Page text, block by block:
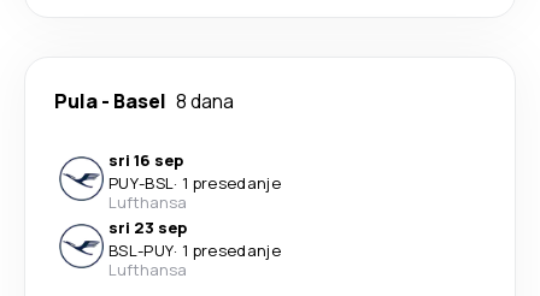
Pula- Basel 8 dana
sri 16 sep
PUY-BSL· 1 presedanje
Lufthansa
sri 23 sep
BSL-PUY· 1 presedanje
Lufthansa